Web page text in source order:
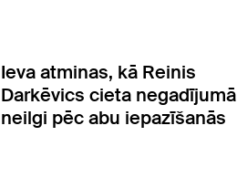
Ieva atminas, kā Reinis
Darkēvics cieta negadījumā
neilgi pēc abu iepazīšanās